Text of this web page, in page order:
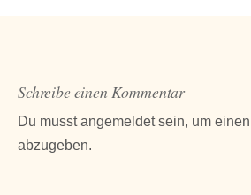
Schreibe einen Kommentar
Du musstangemeldetsein, um
abzugeben.